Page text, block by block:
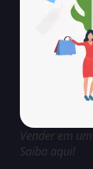
Vender em
Saiba aqui!